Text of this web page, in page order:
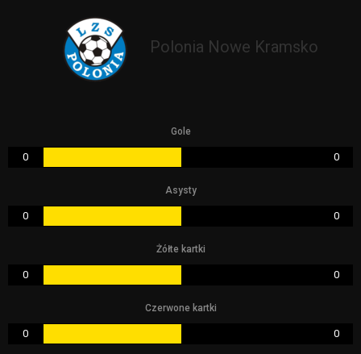
Polonia Nowe Kramsko
Gole
0 0
Asysty
0 0
Żółte kartki
0 0
Czerwone kartki
0 0